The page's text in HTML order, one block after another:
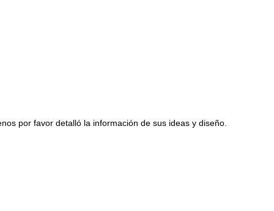
por favor detalló la información de sus ideas y diseño.